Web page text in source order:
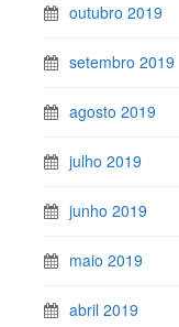
outubro 2019
setembro 2019
agosto 2019
julho 2019
junho 2019
maio 2019
abril 2019